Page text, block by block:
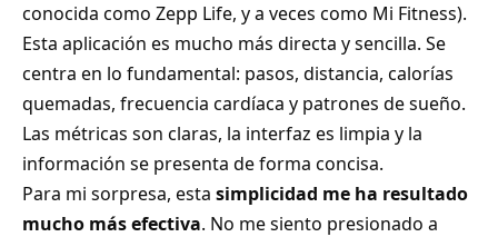
conocida como Zepp Life, y a veces como Mi Fitness).
Esta aplicación es mucho más directa y sencilla. Se
centra en lo fundamental: pasos, distancia, calorías
quemadas, frecuencia cardíaca y patrones de sueño.
Las métricas son claras, la interfaz es limpia y la
información se presenta de forma concisa.
Para mi sorpresa, esta simplicidad me ha resultado
mucho más efectiva. No me siento presionado a